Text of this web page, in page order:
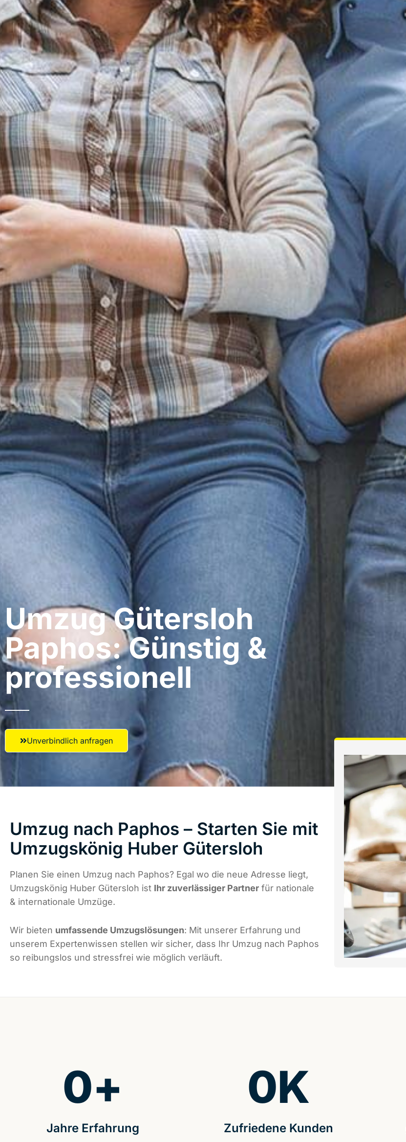
Umzug Gütersloh​
Paphos: Günstig &
professionell​
Unverbindlich anfragen
Umzug nach Paphos – Starten Sie mit
Umzugskönig Huber Gütersloh
Planen Sie einen Umzug nach Paphos? Egal wo die neue Adresse liegt,
Umzugskönig Huber Gütersloh ist Ihr zuverlässiger Partner für nationale
& internationale Umzüge.
Wir bieten umfassende Umzugslösungen: Mit unserer Erfahrung und
unserem Expertenwissen stellen wir sicher, dass Ihr Umzug nach Paphos
so reibungslos und stressfrei wie möglich verläuft.
Jahre Erfahrung
0+
Zufriedene Kunden
0K